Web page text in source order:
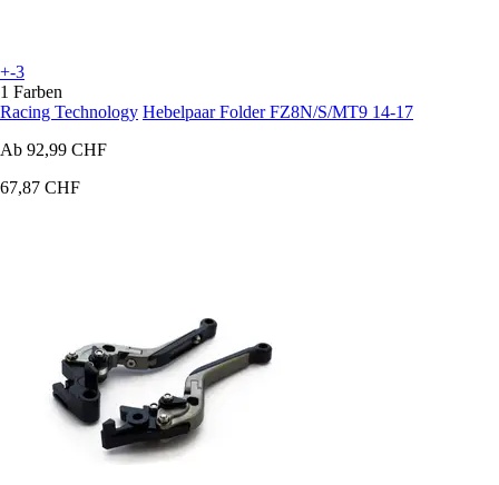
+-3
1 Farben
Racing Technology Hebelpaar Folder FZ8N/S/MT9 14-17
Ab 92,99 CHF
67,87 CHF